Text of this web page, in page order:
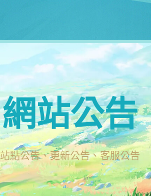
網站公告
站點公告、更新公告、客服公告